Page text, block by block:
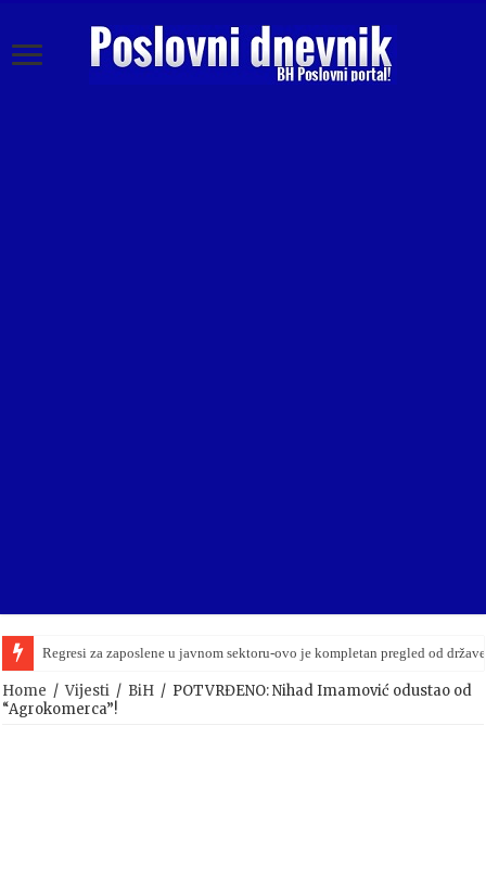
Regresi za zaposlene u javnom sektoru-ovo je kompletan pregled od
Home / Vijesti / BiH / POTVRĐENO: Nihad Imamović odustao od
“Agrokomerca”!